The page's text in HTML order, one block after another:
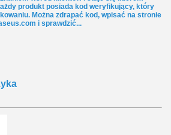
produkt posiada kod weryfikujący, który
Można zdrapać kod, wpisać na stronie
i sprawdzić...